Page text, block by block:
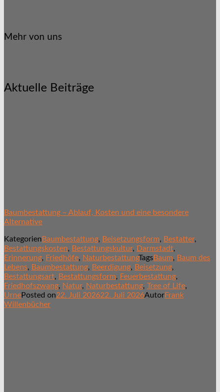
Mehr von uns
Aktuelle Beiträge
Baumbestattung – Ablauf, Kosten und eine besondere
Alternative
Kategorien Baumbestattung, Beisetzungsform, Bestatter,
Bestattungskosten, Bestattungskultur, Darmstadt,
Erinnerung, Friedhöfe, NaturbestattungTagsBaum, Baum des
Lebens, Baumbestattung, Beerdigung, Beisetzung,
Bestattungsart, Bestattungsform, Feuerbestattung,
Friedhofszwang, Natur, Naturbestattung, Tree of Life,
UrnePosted on22. Juli 202622. Juli 2026AutorFrank
Willenbücher